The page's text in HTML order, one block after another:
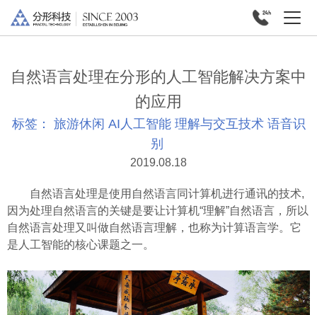
自然语言处理在分形的人工智能解决方案中
的应用
标签： 旅游休闲 AI人工智能 理解与交互技术 语音识
别
2019.08.18
自然语言处理是使用自然语言同计算机进行通讯的技术,
因为处理自然语言的关键是要让计算机“理解”自然语言，所以
自然语言处理又叫做自然语言理解，也称为计算语言学。它
是人工智能的核心课题之一。